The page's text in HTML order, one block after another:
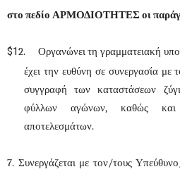
στο πεδίο ΑΡΜΟΔΙΟΤΗΤΕΣ οι
$12.
Οργανώνει τη γραμματειακή
έχει την ευθύνη σε συνεργασία με
συγγραφή των καταστάσεων
φύλλων αγώνων, καθώς και
αποτελεσμάτων.
7. Συνεργάζεται με τον/τους